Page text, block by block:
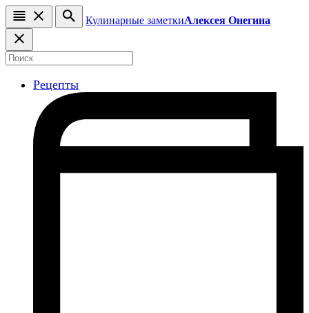
Кулинарные заметкиАлексея Онегина
Рецепты